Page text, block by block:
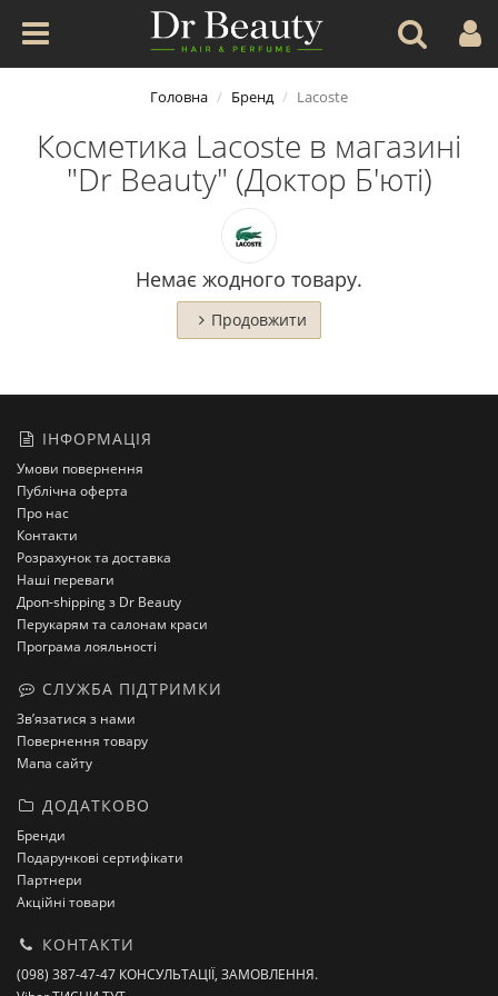
Головна Бренд Lacoste
Косметика Lacoste в магазині
"Dr Beauty" (Доктор Б'юті)
Немає жодного товару.
Продовжити
ІНФОРМАЦІЯ
Умови повернення
Публічна оферта
Про нас
Контакти
Розрахунок та доставка
Наші переваги
Дроп-shipping з Dr Beauty
Перукарям та салонам краси
Програма лояльності
СЛУЖБА ПІДТРИМКИ
Зв’язатися з нами
Повернення товару
Мапа сайту
ДОДАТКОВО
Бренди
Подарункові сертифікати
Партнери
Акційні товари
КОНТАКТИ
(098) 387-47-47 КОНСУЛЬТАЦІЇ, ЗАМОВЛЕННЯ.